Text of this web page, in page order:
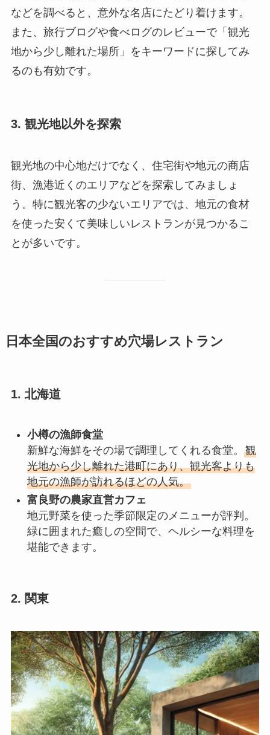
などを調べると、意外な名店にたどり着けます。
また、旅行ブログや食べログのレビューで「観光
地から少し離れた場所」をキーワードに探してみ
るのも有効です。
3. 観光地以外を探索
観光地の中心地だけでなく、住宅街や地元の商店
街、漁港近くのエリアなどを探索してみましょ
う。特に観光客の少ないエリアでは、地元の食材
を使った安くて美味しいレストランが見つかるこ
とが多いです。
日本全国のおすすめ穴場レストラン
1. 北海道
小樽の漁師食堂
新鮮な海鮮をその場で調理してくれる食堂。 観
光地から少し離れた港町にあり、観光客よりも
地元の漁師が訪れるほどの人気。
富良野の農家直営カフェ
地元野菜を使った季節限定のメニューが評判。
緑に囲まれた癒しの空間で、ヘルシーな料理を
堪能できます。
2. 関東